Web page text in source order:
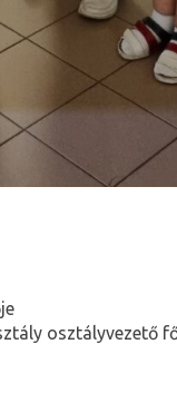
osztályvezető